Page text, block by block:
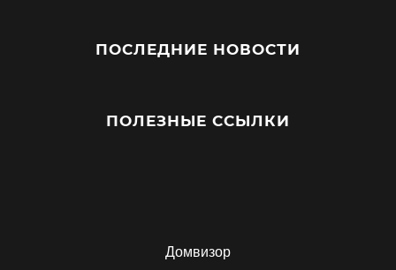
ПОСЛЕДНИЕ НОВОСТИ
ПОЛЕЗНЫЕ ССЫЛКИ
Домвизор